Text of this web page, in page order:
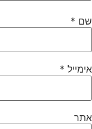
שם *
אימייל *
אתר